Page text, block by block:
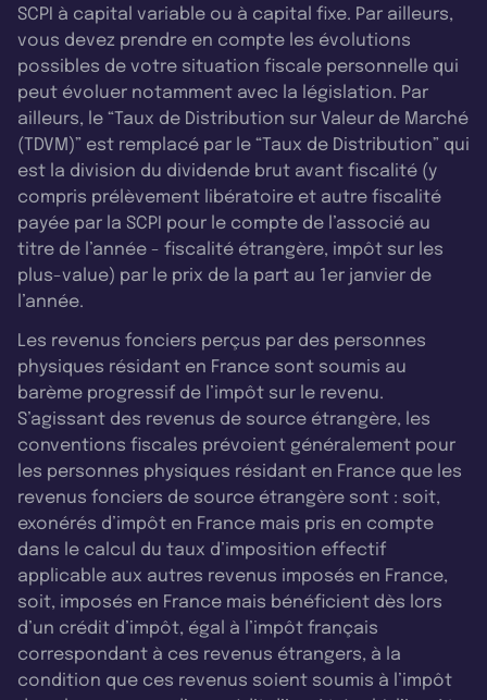
SCPI à capital variable ou à capital fixe. Par ailleurs,
vous devez prendre en compte les évolutions
possibles de votre situation fiscale personnelle qui
peut évoluer notamment avec la législation. Par
ailleurs, le “Taux de Distribution sur Valeur de Marché
(TDVM)” est remplacé par le “Taux de Distribution” qui
est la division du dividende brut avant fiscalité (y
compris prélèvement libératoire et autre fiscalité
payée par la SCPI pour le compte de l’associé au
titre de l’année - fiscalité étrangère, impôt sur les
plus-value) par le prix de la part au 1er janvier de
l’année.
Les revenus fonciers perçus par des personnes
physiques résidant en France sont soumis au
barème progressif de l’impôt sur le revenu.
S’agissant des revenus de source étrangère, les
conventions fiscales prévoient généralement pour
les personnes physiques résidant en France que les
revenus fonciers de source étrangère sont : soit,
exonérés d’impôt en France mais pris en compte
dans le calcul du taux d’imposition effectif
applicable aux autres revenus imposés en France,
soit, imposés en France mais bénéficient dès lors
d’un crédit d’impôt, égal à l’impôt français
correspondant à ces revenus étrangers, à la
condition que ces revenus soient soumis à l’impôt